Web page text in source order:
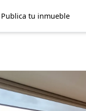
Publica tu inmueble